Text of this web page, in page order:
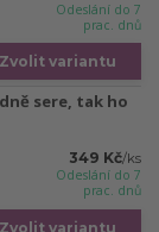
Odeslání do 7
prac. dnů
Zvolit variantu
sere, tak ho
349 Kč/ks
Odeslání do 7
prac. dnů
Zvolit variantu